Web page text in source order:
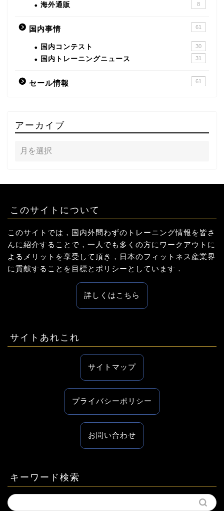
海外通販 8
国内事情 61
国内コンテスト 30
国内トレーニングニュース 31
セール情報 61
アーカイブ
このサイトについて
このサイトでは，国内外問わずのトレーニング情報を皆さ
んに紹介することで，一人でも多くの方にワークアウトに
よるメリットを享受して頂き，日本のフィットネス産業界
に貢献することを目標とポリシーとしています．
詳しくはこちら
サイトあれこれ
サイトマップ
プライバシーポリシー
お問い合わせ
キーワード検索